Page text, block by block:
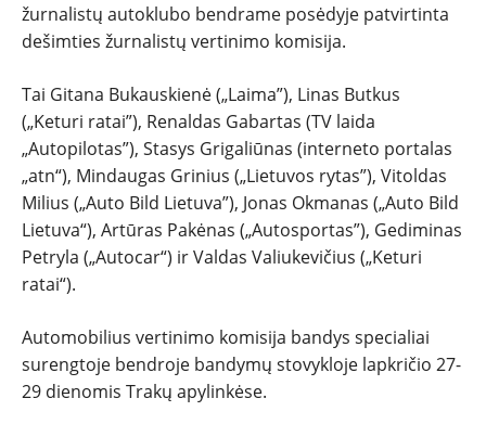
žurnalistų autoklubo bendrame posėdyje patvirtinta
dešimties žurnalistų vertinimo komisija.
Tai Gitana Bukauskienė („Laima”), Linas Butkus
(„Keturi ratai”), Renaldas Gabartas (TV laida
„Autopilotas”), Stasys Grigaliūnas (interneto portalas
„atn“), Mindaugas Grinius („Lietuvos rytas”), Vitoldas
Milius („Auto Bild Lietuva”), Jonas Okmanas („Auto Bild
Lietuva“), Artūras Pakėnas („Autosportas”), Gediminas
Petryla („Autocar“) ir Valdas Valiukevičius („Keturi
ratai“).
Automobilius vertinimo komisija bandys specialiai
surengtoje bendroje bandymų stovykloje lapkričio 27-
29 dienomis Trakų apylinkėse.